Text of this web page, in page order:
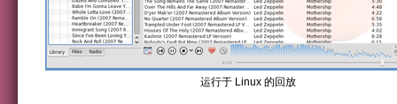
运行于 Linux 的回放